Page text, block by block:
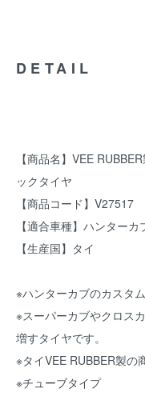
DETAIL
【商品名】VEE
ックタイヤ
【商品コード】V27517
【適合車種】ハンター
【生産国】タイ
※ハンターカブのカスタ
※スーパーカブやクロス
増すタイヤです。
※タイVEE RUBBER製の
※チューブタイプ